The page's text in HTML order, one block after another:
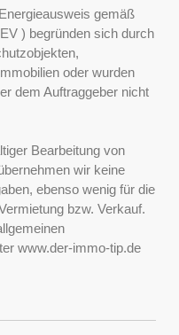
gemäß
) begründen sich durch
oder wurden
dem Auftraggeber nicht
Bearbeitung von
wir keine
ebenso wenig für die
bzw. Verkauf.
www.der-immo-tip.de